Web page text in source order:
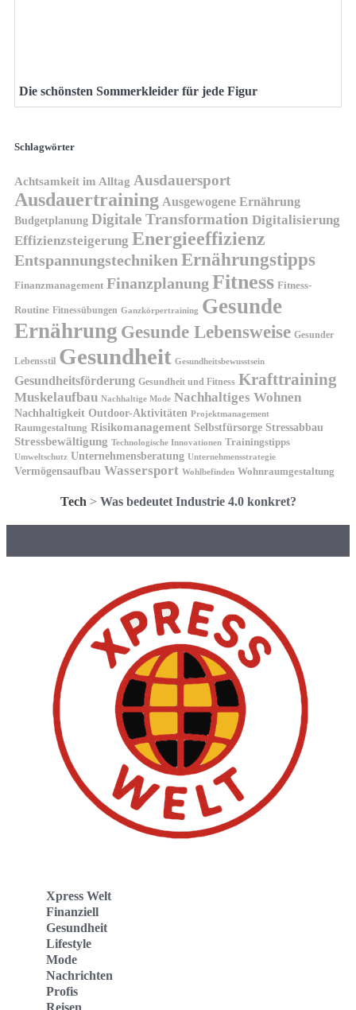
Die schönsten Sommerkleider für jede Figur
Schlagwörter
Achtsamkeit im Alltag Ausdauersport
Ausdauertraining Ausgewogene Ernährung
Budgetplanung Digitale Transformation Digitalisierung
Effizienzsteigerung Energieeffizienz
Entspannungstechniken Ernährungstipps
Finanzmanagement Finanzplanung Fitness Fitness-
Routine Fitnessübungen Ganzkörpertraining Gesunde
Ernährung Gesunde Lebensweise Gesunder
Lebensstil Gesundheit Gesundheitsbewusstsein
Gesundheitsförderung Gesundheit und Fitness Krafttraining
Muskelaufbau Nachhaltige Mode Nachhaltiges Wohnen
Nachhaltigkeit Outdoor-Aktivitäten Projektmanagement
Raumgestaltung Risikomanagement Selbstfürsorge Stressabbau
Stressbewältigung Technologische Innovationen Trainingstipps
Umweltschutz Unternehmensberatung Unternehmensstrategie
Vermögensaufbau Wassersport Wohlbefinden Wohnraumgestaltung
Tech > Was bedeutet Industrie 4.0 konkret?
Xpress Welt
Finanziell
Gesundheit
Lifestyle
Mode
Nachrichten
Profis
Reisen